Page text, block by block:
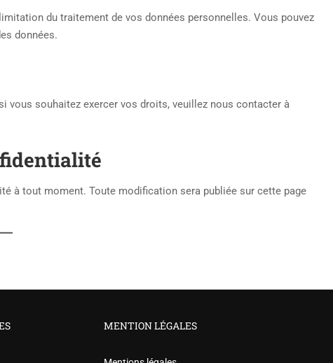
du traitement de vos données personnelles. Vous pouvez
données.
vous souhaitez exercer vos droits, veuillez nous contacter à
à tout moment. Toute modification sera publiée sur cette page
MENTION LÉGALES